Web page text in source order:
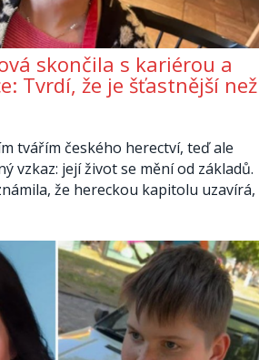
skončila s kariérou a
Tvrdí, že je šťastnější než
tvářím českého herectví, teď ale
vzkaz: její život se mění od základů.
že hereckou kapitolu uzavírá,